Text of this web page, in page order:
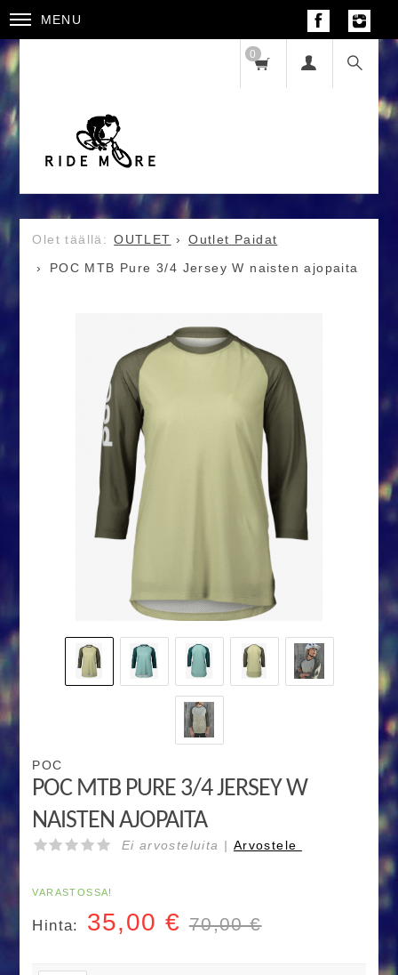
MENU
0
OUTLET
Outlet Paidat
POC MTB Pure 3/4 Jersey W naisten ajopaita
POC
POC MTB PURE 3/4 JERSEY W
NAISTEN AJOPAITA
Ei arvosteluita | Arvostele
VARASTOSSA!
Hinta: 35,00 € 70,00 €